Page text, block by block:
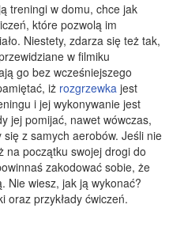
treningi w domu, chce jak
które pozwolą im
Niestety, zdarza się też tak,
w filmiku
go bez wcześniejszego
iż rozgrzewka jest
i jej wykonywanie jest
jej pomijać, nawet wówczas,
się z samych aerobów. Jeśli nie
na początku swojej drogi do
zakodować sobie, że
Nie wiesz, jak ją wykonać?
oraz przykłady ćwiczeń.